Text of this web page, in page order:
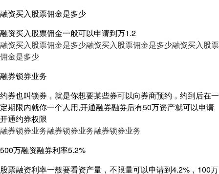
融资买入股票佣金是多少
融资买入股票佣金一般可以申请到万1.2
融资买入股票佣金是多少融资买入股票佣金是多少融资买入股票
佣金是多少
融券锁券业务
约券也叫锁券，就是你想要某些券可以向券商预约，约到后在一
定期限内就你一个人用,开通融券融券后有50万资产就可以申请
开通约券权限
融券锁券业务融券锁券业务融券锁券业务
500万融资融券利率5.2%
股票融资利率一般要看资产量，不限量可以申请到4.2%，100万